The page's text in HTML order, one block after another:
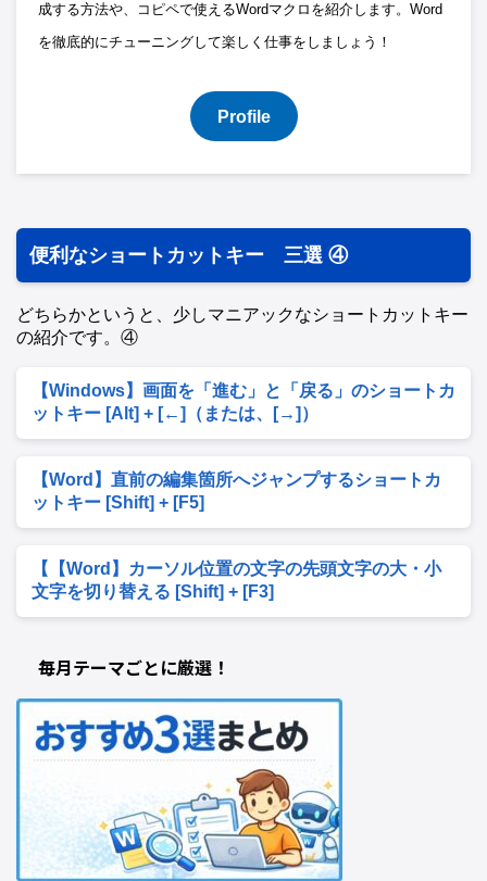
成する方法や、コピペで使えるWordマクロを紹介します。Word
を徹底的にチューニングして楽しく仕事をしましょう！
Profile
便利なショートカットキー 三選 ④
どちらかというと、少しマニアックなショートカットキー
の紹介です。④
【Windows】画面を「進む」と「戻る」のショートカ
ットキー [Alt] + [←]（または、[→]）
【Word】直前の編集箇所へジャンプするショートカ
ットキー [Shift] + [F5]
【【Word】カーソル位置の文字の先頭文字の大・小
文字を切り替える [Shift] + [F3]
毎月テーマごとに厳選！